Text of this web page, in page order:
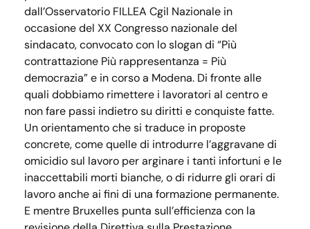
dall’Osservatorio FILLEA Cgil Nazionale in
occasione del XX Congresso nazionale del
sindacato, convocato con lo slogan di “Più
contrattazione Più rappresentanza = Più
democrazia” e in corso a Modena. Di fronte alle
quali dobbiamo rimettere i lavoratori al centro e
non fare passi indietro su diritti e conquiste fatte.
Un orientamento che si traduce in proposte
concrete, come quelle di introdurre l’aggravane di
omicidio sul lavoro per arginare i tanti infortuni e le
inaccettabili morti bianche, o di ridurre gli orari di
lavoro anche ai fini di una formazione permanente.
E mentre Bruxelles punta sull’efficienza con la